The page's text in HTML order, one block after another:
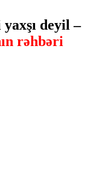
deyil –
rəhbəri